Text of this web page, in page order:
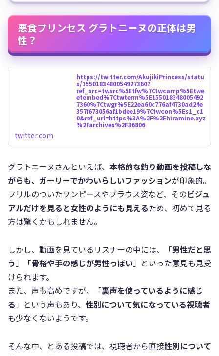
悪食プリンセス グラトニーヌの正体は男
性？
https://twitter.com/AkujikiPrincess/statu
s/1550183480054927360?
ref_src=twsrc%5Etfw%7Ctwcamp%5Etwe
etembed%7Ctwterm%5E155018348005492
7360%7Ctwgr%5E22ea60c776af4730ad24e
357f673056af1bdee19%7Ctwcon%5Es1_c1
0&ref_url=https%3A%2F%2Fhiramine.xyz
%2Farchives%2F36806
twitter.com
グラトニーヌさんといえば、 本格的な釣り動画を投稿しな
がらも、ガーリーでかわいらしいファッションが印象的。
フリルのついたワンピースやブラウス姿など、そのビジュ
アルだけを見ると女性のようにも見えるため、初めて見る
方は驚くかもしれません。
しかし、動画を見ているリスナーの中には、「男性だと思
う」「骨格や手の感じが男性っぽい」といった意見も見受
けられます。
また、声も高めですが、「裏声を使っているように感じ
る」という声もあり、 性別について気になっている視聴者
も少なくないようです。
そんな中、とある投稿では、視聴者から直接性別について